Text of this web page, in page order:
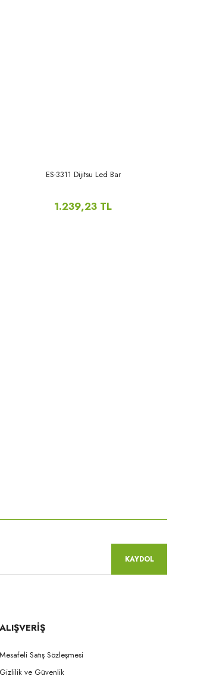
ES-3311 Dijitsu Led Bar
1.239,23 TL
KAYDOL
ALIŞVERİŞ
Mesafeli Satış Sözleşmesi
Gizlilik ve Güvenlik